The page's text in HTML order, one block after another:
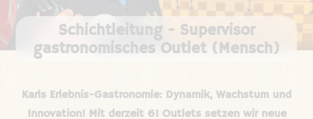
Schichtleitung - Supervisor
gastronomisches Outlet (Mensch)
Karls Erlebnis-Gastronomie: Dynamik, Wachstum und
Innovation! Mit derzeit 61 Outlets setzen wir neue